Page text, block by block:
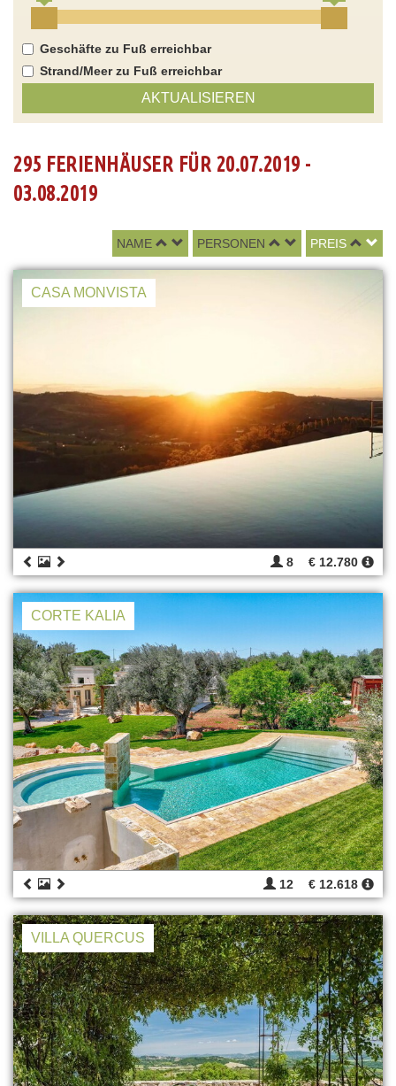
Geschäfte zu Fuß erreichbar
Strand/Meer zu Fuß erreichbar
AKTUALISIEREN
295 FERIENHÄUSER FÜR 20.07.2019 -
03.08.2019
NAME PERSONEN PREIS
CASA MONVISTA
8 € 12.780
CORTE KALIA
12 € 12.618
VILLA QUERCUS